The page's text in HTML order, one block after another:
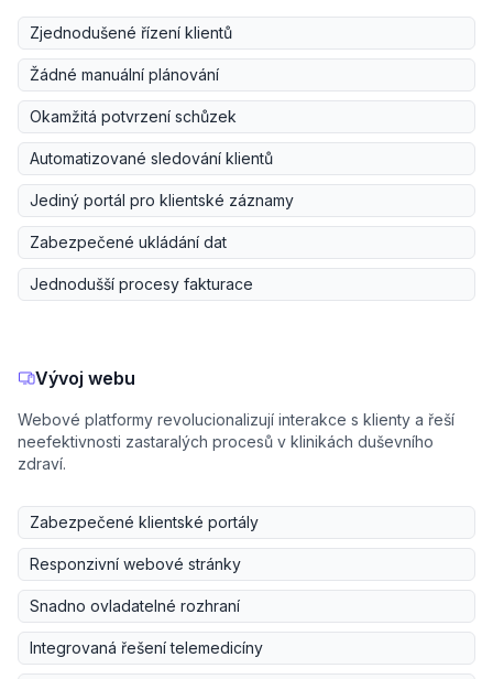
Zjednodušené řízení klientů
Žádné manuální plánování
Okamžitá potvrzení schůzek
Automatizované sledování klientů
Jediný portál pro klientské záznamy
Zabezpečené ukládání dat
Jednodušší procesy fakturace
Vývoj webu
Webové platformy revolucionalizují interakce s klienty a řeší
neefektivnosti zastaralých procesů v klinikách duševního
zdraví.
Zabezpečené klientské portály
Responzivní webové stránky
Snadno ovladatelné rozhraní
Integrovaná řešení telemedicíny